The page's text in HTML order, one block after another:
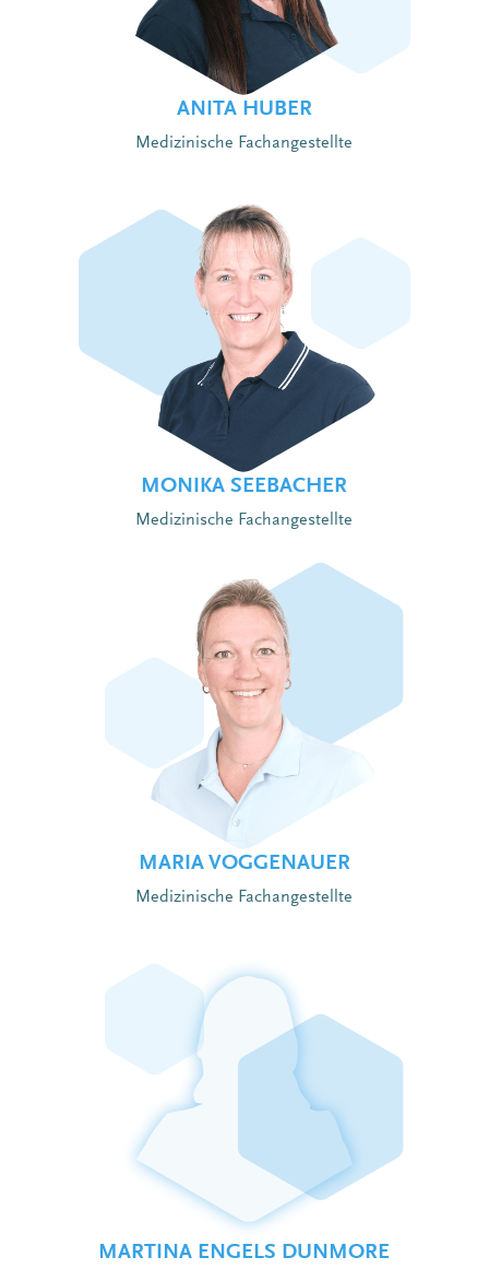
ANITA HUBER
Medizinische Fachangestellte
MONIKA SEEBACHER
Medizinische Fachangestellte
MARIA VOGGENAUER
Medizinische Fachangestellte
MARTINA ENGELS DUNMORE